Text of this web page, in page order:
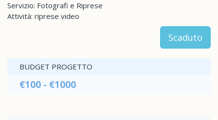
Servizio: Fotografi e Riprese
Attività: riprese video
Scaduto
BUDGET PROGETTO
€100 - €1000